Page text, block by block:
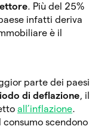
. Più del 25%
infatti deriva
è il
parte dei paesi
di deflazione, il
all’inflazione.
scendono